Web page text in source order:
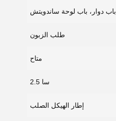
باب دوار، باب لوحة ساندويتش
طلب الزبون
متاح
سا 2.5
إطار الهيكل الصلب